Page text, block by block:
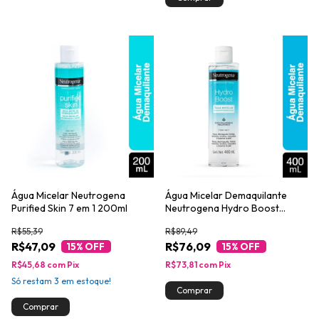
Água Micelar Neutrogena
Purified Skin 7 em 1 200ml
R$47,09
R$55,39
15% OFF
R$45,68 com Pix
Só restam 3 em estoque!
Água Micelar Demaquilante
Neutrogena Hydro Boost
R$76,09
R$89,49
15% OFF
R$73,81 com Pix